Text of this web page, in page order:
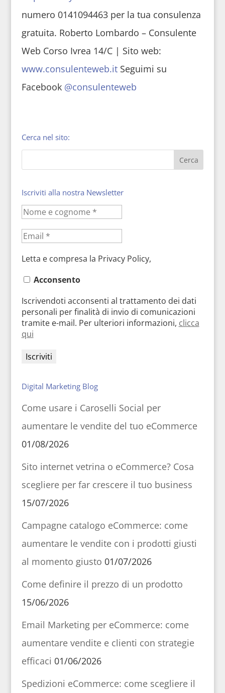
numero 0141094463 per la tua consulenza
gratuita. Roberto Lombardo – Consulente
Web Corso Ivrea 14/C | Sito web:
www.consulenteweb.itSeguimi su
Facebook @consulenteweb
Cerca nel sito:
Iscriviti alla nostra Newsletter
Letta e compresa la Privacy Policy,
Acconsento
Iscrivendoti acconsenti al trattamento dei dati
personali per finalità di invio di comunicazioni
tramite e-mail. Per ulteriori informazioni, clicca
qui
Digital Marketing Blog
Come usare i Caroselli Social per
aumentare le vendite del tuo eCommerce
01/08/2026
Sito internet vetrina o eCommerce? Cosa
scegliere per far crescere il tuo business
15/07/2026
Campagne catalogo eCommerce: come
aumentare le vendite con i prodotti giusti
al momento giusto 01/07/2026
Come definire il prezzo di un prodotto
15/06/2026
Email Marketing per eCommerce: come
aumentare vendite e clienti con strategie
efficaci 01/06/2026
Spedizioni eCommerce: come scegliere il